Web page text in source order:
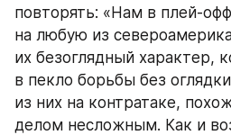
повторять: «Нам в плей-
на любую из
их безоглядный характер,
в пекло борьбы без
из них на контратаке,
делом несложным. Как и